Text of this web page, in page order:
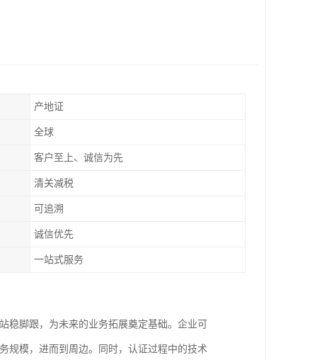
产地证
全球
客户至上、诚信为先
清关减税
可追溯
诚信优先
一站式服务
稳脚跟，为未来的业务拓展奠定基础。企业可
规模，进而到周边。同时，认证过程中的技术